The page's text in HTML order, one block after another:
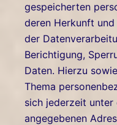
gespeicherten
deren Herkunft
der
Berichtigung,
Daten. Hierzu
Thema
sich jederzeit unter
angegebenen